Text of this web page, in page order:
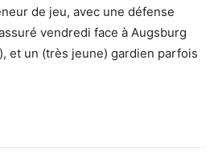
de jeu, avec une défense
vendredi face à Augsburg
et un (très jeune) gardien parfois